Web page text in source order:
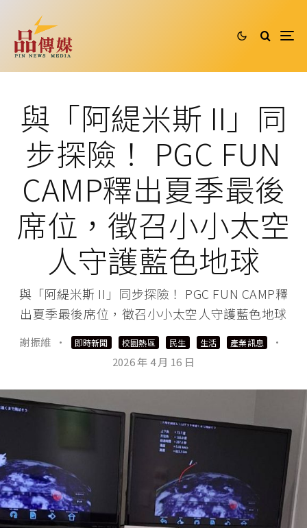
與「阿緹米斯 II」同
步探險！ PGC FUN
CAMP釋出夏季最後
席位，徵召小小太空
人守護藍色地球
與「阿緹米斯 II」同步探險！ PGC FUN CAMP釋
出夏季最後席位，徵召小小太空人守護藍色地球
謝振維 · 即時新聞 校園熱區 民生 生活 產業訊息
·
2026 年 4 月 16 日